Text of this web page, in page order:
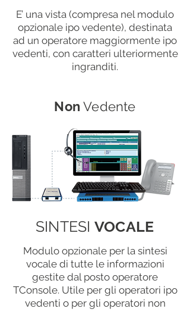
E’ una vista (compresa nel modulo
opzionale ipo vedente), destinata
ad un operatore maggiormente ipo
vedenti, con caratteri ulteriormente
ingranditi.
NonVedente
SINTESI VOCALE
Modulo opzionale per la sintesi
vocale di tutte le informazioni
gestite dal posto operatore
TConsole. Utile per gli operatori ipo
vedenti o per gli operatori non